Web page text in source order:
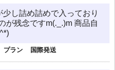
し詰め詰めで入っており
が残念ですm(._.)m 商品自
プラン 国際発送